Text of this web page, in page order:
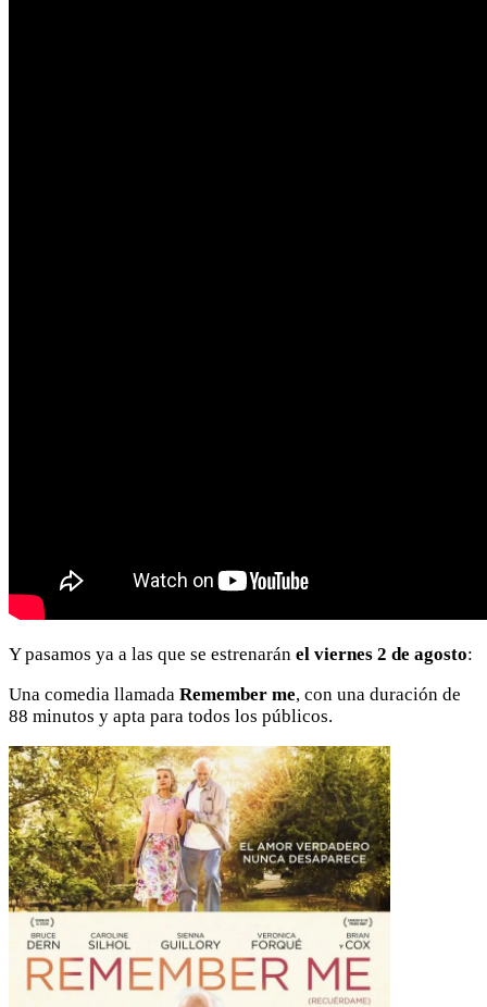
Y pasamos ya a las que se estrenarán el viernes 2 de agosto:
Una comedia llamada Remember me, con una duración de
88 minutos y apta para todos los públicos.